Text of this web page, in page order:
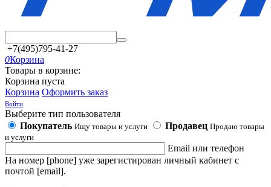
+7(495)795-41-27
0Корзина
Товары в корзине:
Корзина пуста
Корзина Оформить заказ
Войти
Выберите тип пользователя
Покупатель Ищу товары и услуги Продавец Продаю товары
и услуги
Email или телефон
На номер [phone] уже зарегистирован личный кабинет с
почтой [email].